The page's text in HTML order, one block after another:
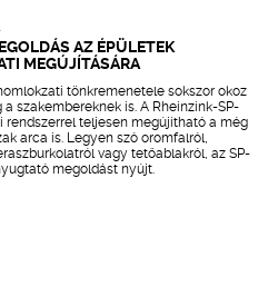
AZ ÉPÜLETEK
MEGÚJÍTÁSÁRA
tönkremenetele sokszor okoz
szakembereknek is. A Rheinzink-SP-
rendszerrel teljesen megújítható a még
arca is. Legyen szó oromfalról,
vagy tetőablakról, az SP-
megoldást nyújt.